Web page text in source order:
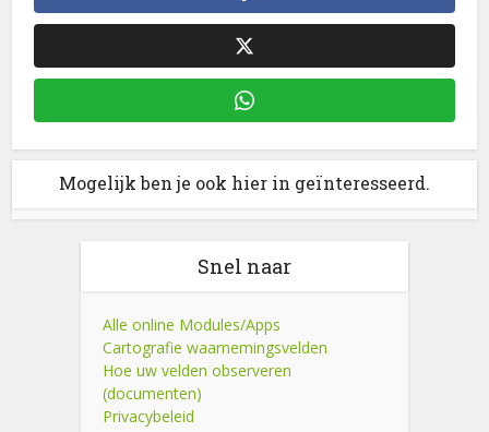
Mogelijk ben je ook hier in geïnteresseerd.
Snel naar
Alle online Modules/Apps
Cartografie waarnemingsvelden
Hoe uw velden observeren
(documenten)
Privacybeleid